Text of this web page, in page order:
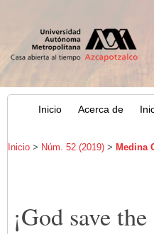
Inicio Acerca de
Inicio> Núm. 52 (2019)> Medina
¡God save